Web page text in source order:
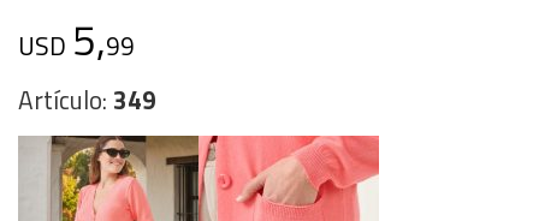
USD 5,99
Artículo: 349